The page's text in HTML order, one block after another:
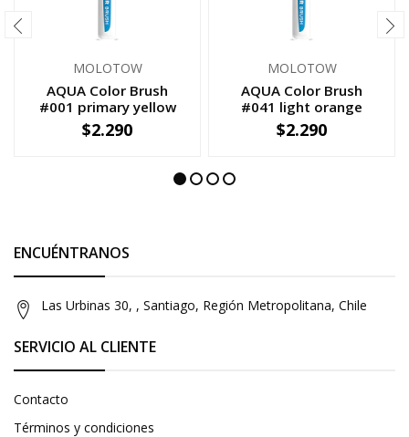
MOLOTOW
AQUA Color Brush
#001 primary yellow
+
$2.290
MOLOTOW
AQUA Color Brush
#041 light orange
+
$2.290
ENCUÉNTRANOS
Las Urbinas 30, , Santiago, Región Metropolitana, Chile
SERVICIO AL CLIENTE
Contacto
Términos y condiciones